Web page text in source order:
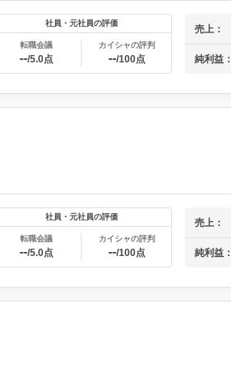
社員・元社員の評価
転職会議
--/5.0点
カイシャの評判
--/100点
売上：
純利益：
社員・元社員の評価
転職会議
--/5.0点
カイシャの評判
--/100点
売上：
純利益：